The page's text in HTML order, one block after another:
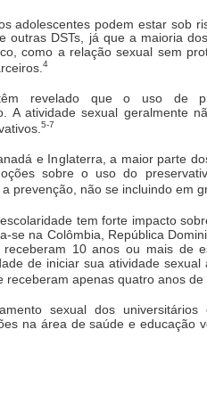
adolescentes podem estar sob
outras DSTs, já que a maioria
como a relação sexual sem
4
revelado que o uso de
A atividade sexual geralmente
5-7
e Inglaterra, a maior parte
sobre o uso do
prevenção, não se incluindo em
escolaridade tem forte impacto
se na Colômbia, República
10 anos ou mais de
de iniciar sua atividade sexual
receberam apenas quatro anos
sexual dos
na área de saúde e educação